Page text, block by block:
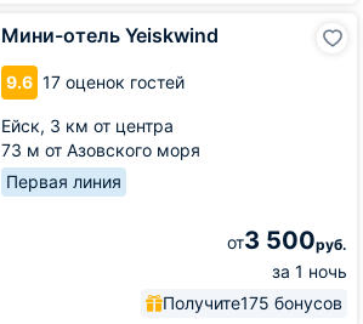
Мини-отель Yeiskwind
9.6 17 оценок гостей
Ейск, 3 км от центра
73 м от Азовского моря
Первая линия
от3 500руб.
за 1 ночь
Получите175 бонусов